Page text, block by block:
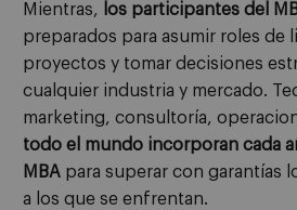
Mientras, los participantes del
preparados para asumir roles de
proyectos y tomar decisiones
cualquier industria y mercado.
marketing, consultoría,
todo el mundo incorporan cada
MBA para superar con garantías
a los que se enfrentan.